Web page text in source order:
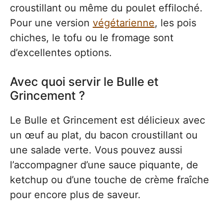
croustillant ou même du poulet effiloché.
Pour une version végétarienne, les pois
chiches, le tofu ou le fromage sont
d’excellentes options.
Avec quoi servir le Bulle et
Grincement ?
Le Bulle et Grincement est délicieux avec
un œuf au plat, du bacon croustillant ou
une salade verte. Vous pouvez aussi
l’accompagner d’une sauce piquante, de
ketchup ou d’une touche de crème fraîche
pour encore plus de saveur.